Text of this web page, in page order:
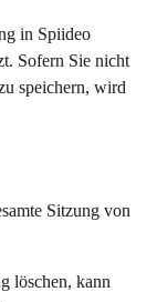
in Spiideo
Sofern Sie nicht
speichern, wird
Sitzung von
löschen, kann